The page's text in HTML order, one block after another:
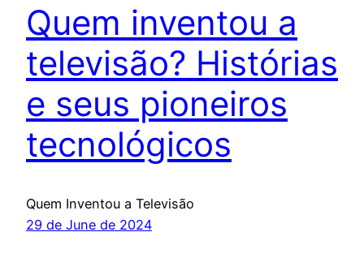
Quem inventou a
televisão? Histórias
e seus pioneiros
tecnológicos
Quem Inventou a Televisão
29 de June de 2024